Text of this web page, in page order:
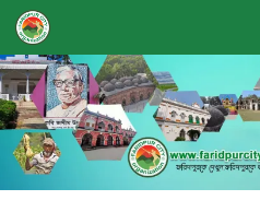
Skip to content